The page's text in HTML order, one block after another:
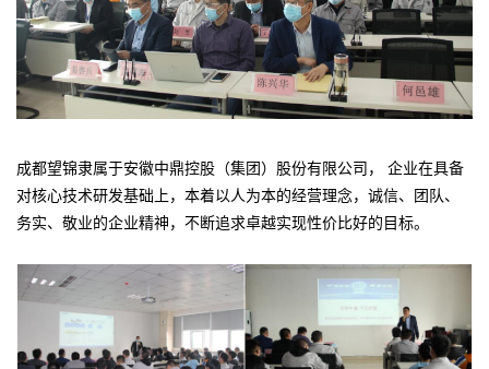
成都望锦隶属于安徽中鼎控股（集团）股份有限公司， 企业在具备
对核心技术研发基础上，本着以人为本的经营理念，诚信、团队、
务实、敬业的企业精神，不断追求卓越实现性价比好的目标。